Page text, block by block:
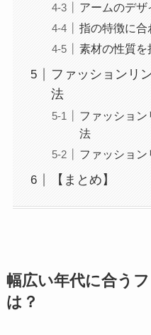
アームのデザ
指の特徴に合
素材の性質を
ファッションリ
法
ファッショ
法
ファッショ
【まとめ】
幅広い年代に合う
は？